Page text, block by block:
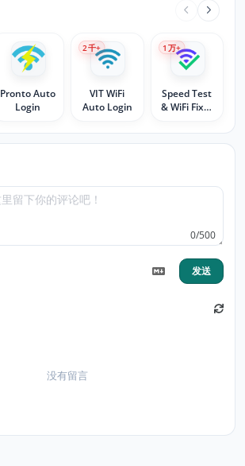
Pronto Auto
Login
VIT WiFi
Auto Login
2千+
Speed Test
& WiFi Fixer
SpeedMate
1 万+
0/500
发送
没有留言